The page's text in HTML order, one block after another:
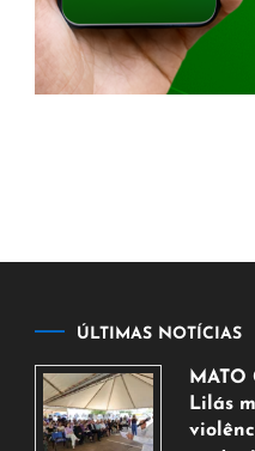
ÚLTIMAS NOTÍCIAS
MATO
Lilás